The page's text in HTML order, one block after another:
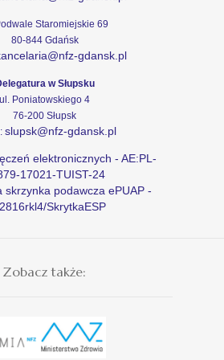
Staromiejskie 69
80-844 Gdańsk
gdansk.pl
w Słupsku
ul. Poniatowskiego 4
76-200 Słupsk
slupsk@nfz-gdansk.pl
elektronicznych - AE:PL-
17021-TUIST-24
skrzynka podawcza ePUAP -
SkrytkaESP
Zobacz także: